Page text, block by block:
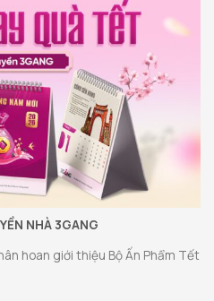
NHÀ 3GANG
hoan giới thiệu Bộ Ấn Phẩm Tết